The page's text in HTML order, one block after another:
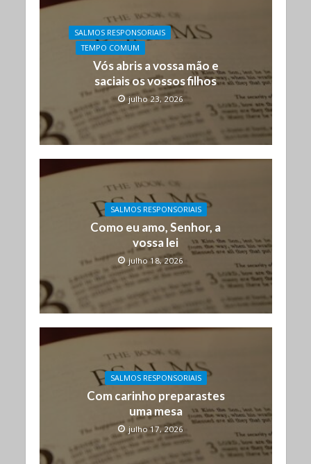
SALMOS RESPONSORIAIS
TEMPO COMUM
Vós abris a vossa mão e
saciais os vossos filhos
julho 23, 2026
SALMOS RESPONSORIAIS
Como eu amo, Senhor, a
vossa lei
julho 18, 2026
SALMOS RESPONSORIAIS
Com carinho preparastes
uma mesa
julho 17, 2026